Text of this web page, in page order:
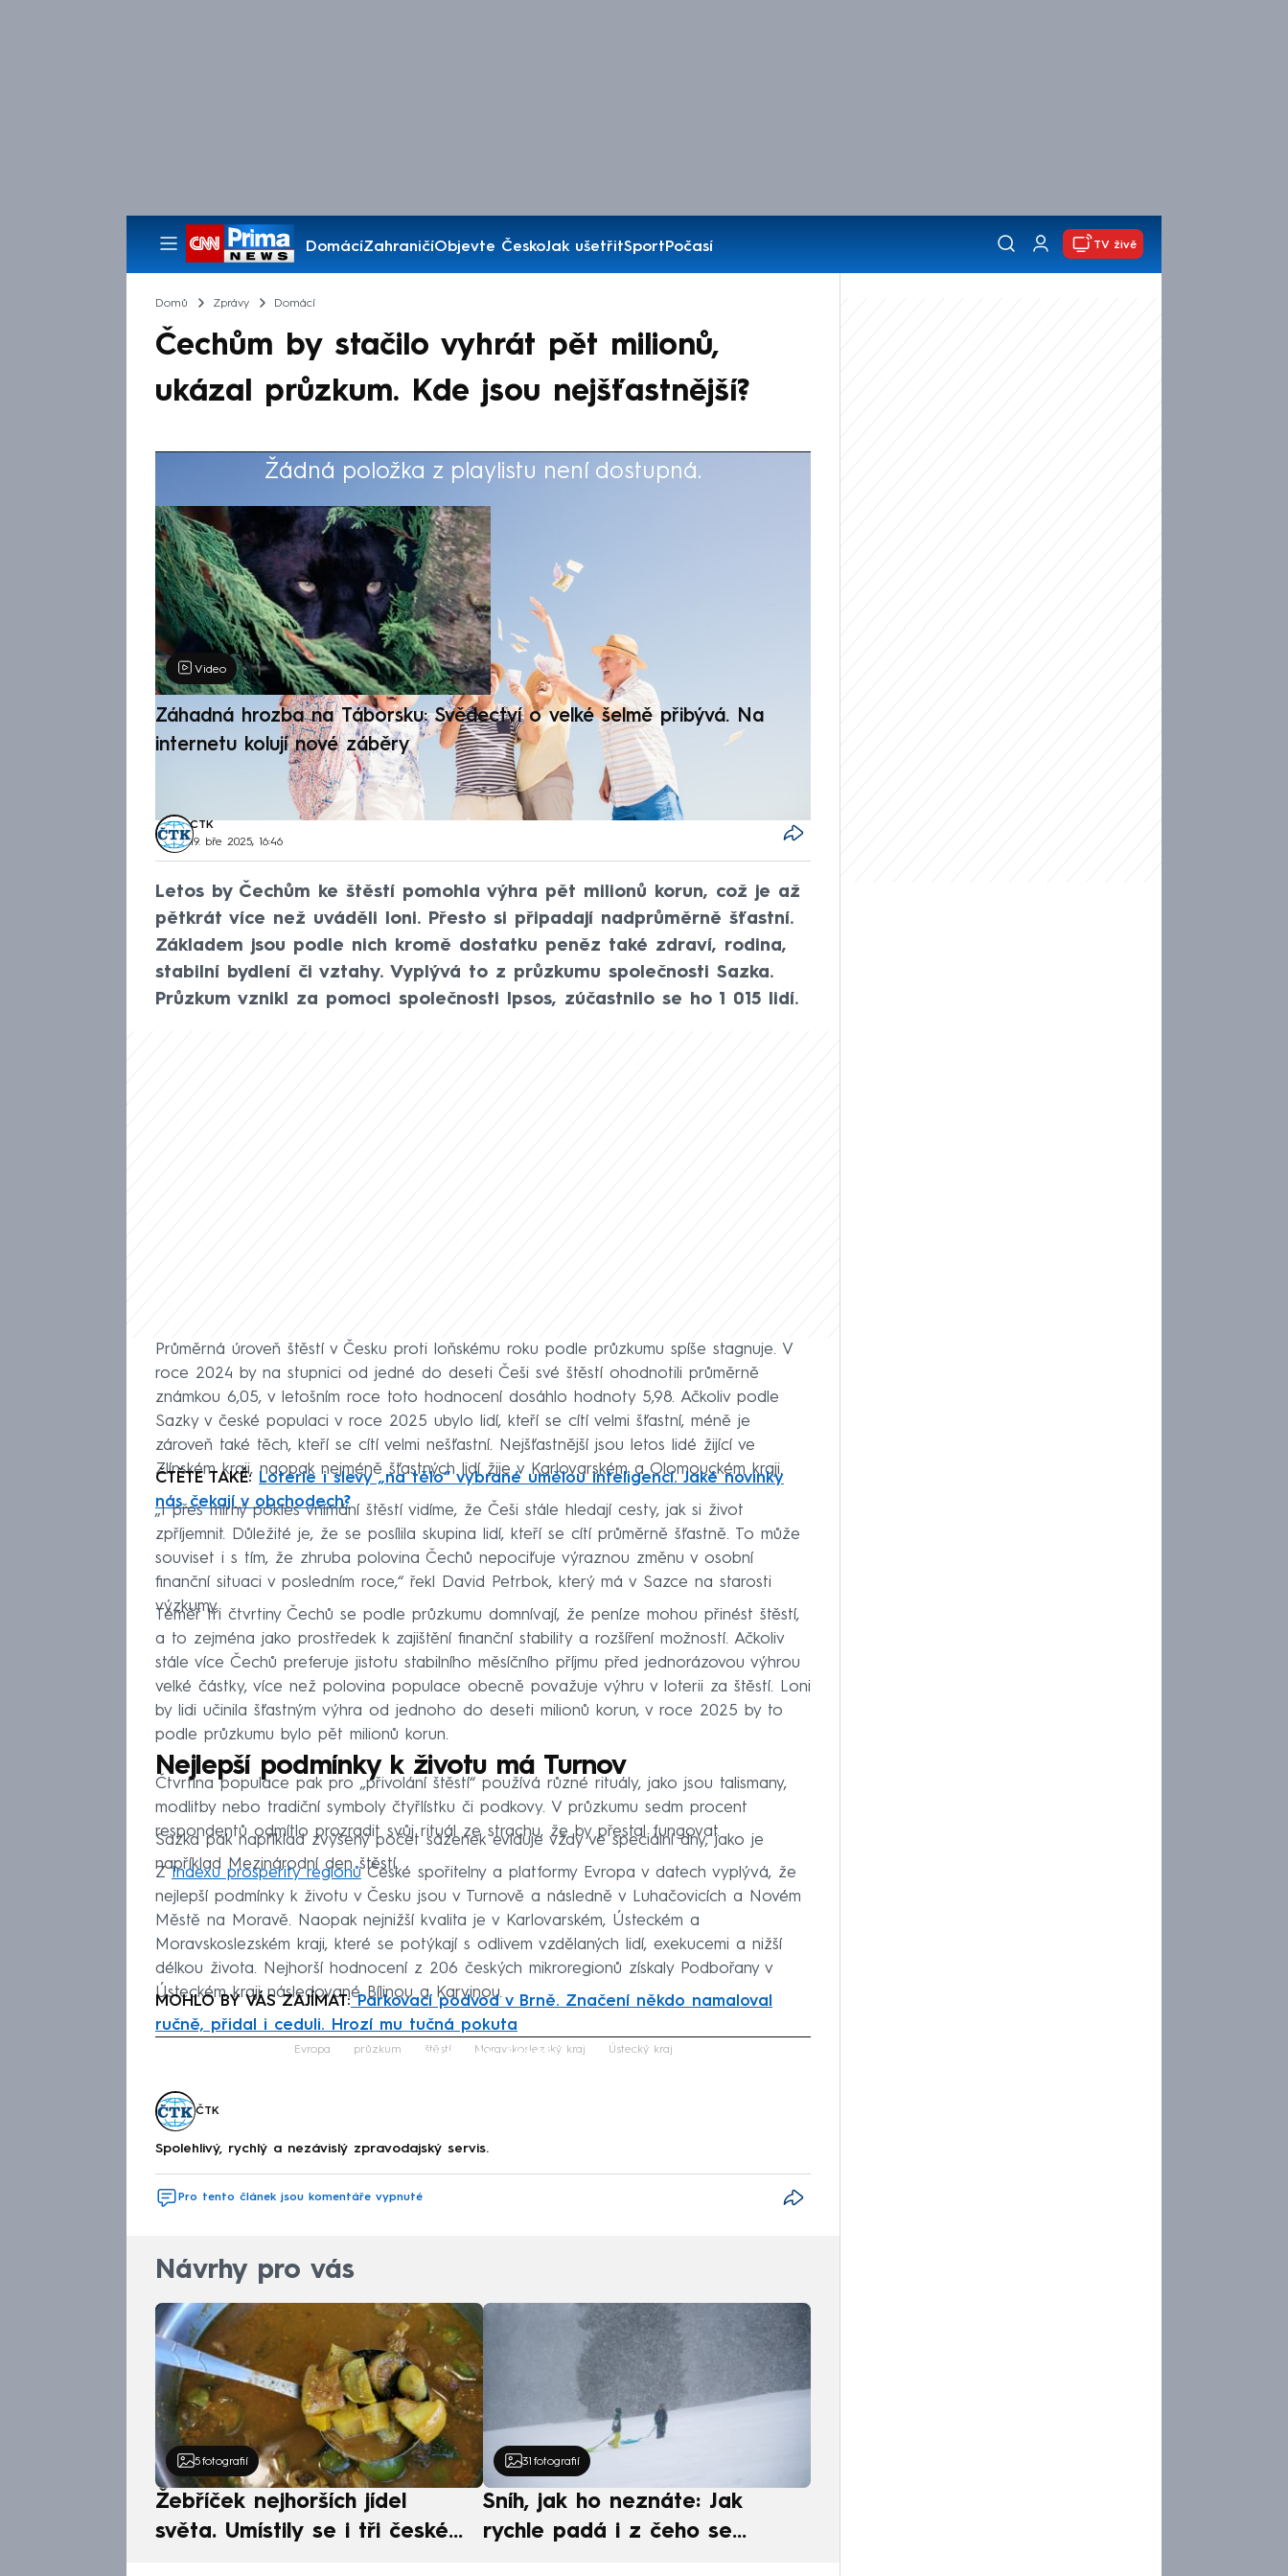
DomácíZahraničíObjevte ČeskoJak ušetřitSportPočasí
Pořady
TV živě
Domů Zprávy Domácí
Čechům by stačilo vyhrát pět milionů,
ukázal průzkum. Kde jsou nejšťastnější?
Žádná položka z playlistu není dostupná.
Výběr redakce
Video
Záhadná hrozba na Táborsku: Svědectví o velké šelmě přibývá. Na
internetu kolují nové záběry
ČTK
19. bře 2025, 16:46
Letos by Čechům ke štěstí pomohla výhra pět milionů korun, což je až
pětkrát více než uváděli loni. Přesto si připadají nadprůměrně šťastní.
Základem jsou podle nich kromě dostatku peněz také zdraví, rodina,
stabilní bydlení či vztahy. Vyplývá to z průzkumu společnosti Sazka.
Průzkum vznikl za pomoci společnosti Ipsos, zúčastnilo se ho 1 015 lidí.
Průměrná úroveň štěstí v Česku proti loňskému roku podle průzkumu spíše stagnuje. V
roce 2024 by na stupnici od jedné do deseti Češi své štěstí ohodnotili průměrně
známkou 6,05, v letošním roce toto hodnocení dosáhlo hodnoty 5,98. Ačkoliv podle
Sazky v české populaci v roce 2025 ubylo lidí, kteří se cítí velmi šťastní, méně je
zároveň také těch, kteří se cítí velmi nešťastní. Nejšťastnější jsou letos lidé žijící ve
Zlínském kraji, naopak nejméně šťastných lidí žije v Karlovarském a Olomouckém kraji.
ČTĚTE TAKÉ: Loterie i slevy „na tělo“ vybrané umělou inteligencí. Jaké novinky
nás čekají v obchodech?
„I přes mírný pokles vnímání štěstí vidíme, že Češi stále hledají cesty, jak si život
zpříjemnit. Důležité je, že se posílila skupina lidí, kteří se cítí průměrně šťastně. To může
souviset i s tím, že zhruba polovina Čechů nepociťuje výraznou změnu v osobní
finanční situaci v posledním roce,“ řekl David Petrbok, který má v Sazce na starosti
výzkumy.
Téměř tři čtvrtiny Čechů se podle průzkumu domnívají, že peníze mohou přinést štěstí,
a to zejména jako prostředek k zajištění finanční stability a rozšíření možností. Ačkoliv
stále více Čechů preferuje jistotu stabilního měsíčního příjmu před jednorázovou výhrou
velké částky, více než polovina populace obecně považuje výhru v loterii za štěstí. Loni
by lidi učinila šťastným výhra od jednoho do deseti milionů korun, v roce 2025 by to
podle průzkumu bylo pět milionů korun.
Nejlepší podmínky k životu má Turnov
Čtvrtina populace pak pro „přivolání štěstí“ používá různé rituály, jako jsou talismany,
modlitby nebo tradiční symboly čtyřlístku či podkovy. V průzkumu sedm procent
respondentů odmítlo prozradit svůj rituál ze strachu, že by přestal fungovat.
Sazka pak například zvýšený počet sázenek eviduje vždy ve speciální dny, jako je
například Mezinárodní den štěstí.
ZIndexu prosperity regionůČeské spořitelny a platformy Evropa v datech vyplývá, že
nejlepší podmínky k životu v Česku jsou v Turnově a následně v Luhačovicích a Novém
Městě na Moravě. Naopak nejnižší kvalita je v Karlovarském, Ústeckém a
Moravskoslezském kraji, které se potýkají s odlivem vzdělaných lidí, exekucemi a nižší
délkou života. Nejhorší hodnocení z 206 českých mikroregionů získaly Podbořany v
Ústeckém kraji následované Bílinou a Karvinou.
MOHLO BY VÁS ZAJÍMAT:Parkovací podvod v Brně. Značení někdo namaloval
ručně, přidal i ceduli. Hrozí mu tučná pokuta
Failed to fetch
Evropa průzkum štěstí Moravskoslezský kraj Ústecký kraj
ČTK
Spolehlivý, rychlý a nezávislý zpravodajský servis.
Pro tento článek jsou komentáře vypnuté
Návrhy pro vás
5 fotografií
Žebříček nejhorších jídel
světa. Umístily se i tři české
31 fotografií
Sníh, jak ho neznáte: Jak
rychle padá i z čeho se